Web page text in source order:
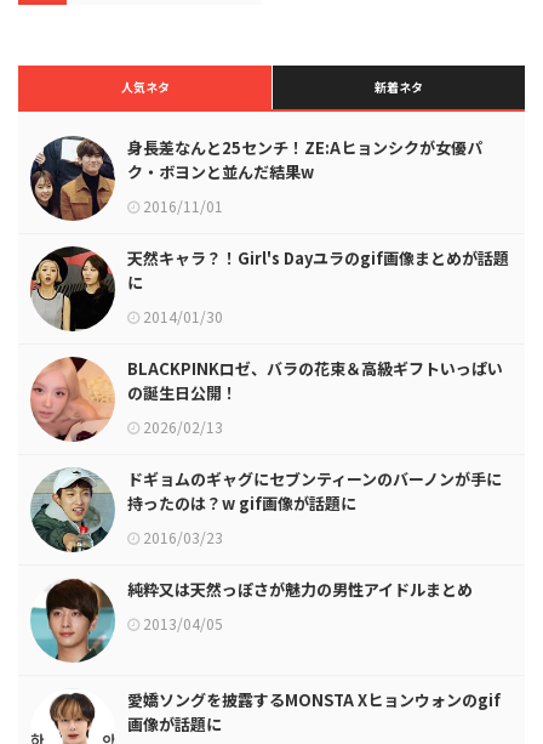
人気ネタ 新着ネタ
身長差なんと25センチ！ZE:Aヒョンシクが女優パ
ク・ボヨンと並んだ結果w
2016/11/01
天然キャラ？！Girl's Dayユラのgif画像まとめが話題
に
2014/01/30
BLACKPINKロゼ、バラの花束＆高級ギフトいっぱい
の誕生日公開！
2026/02/13
ドギョムのギャグにセブンティーンのバーノンが手に
持ったのは？w gif画像が話題に
2016/03/23
純粋又は天然っぽさが魅力の男性アイドルまとめ
2013/04/05
愛嬌ソングを披露するMONSTA Xヒョンウォンのgif
画像が話題に